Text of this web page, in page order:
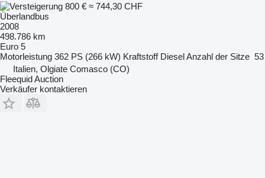
800 € ≈ 744,30 CHF
Überlandbus
2008
498.786 km
Euro 5
Motorleistung 362 PS (266 kW) Kraftstoff DieselAnzahl der Sitze 53
Italien, Olgiate Comasco (CO)
Fleequid Auction
Verkäufer kontaktieren